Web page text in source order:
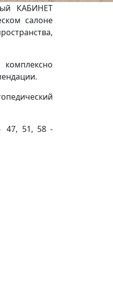
КАБИНЕТ
салоне
47, 51, 58 -